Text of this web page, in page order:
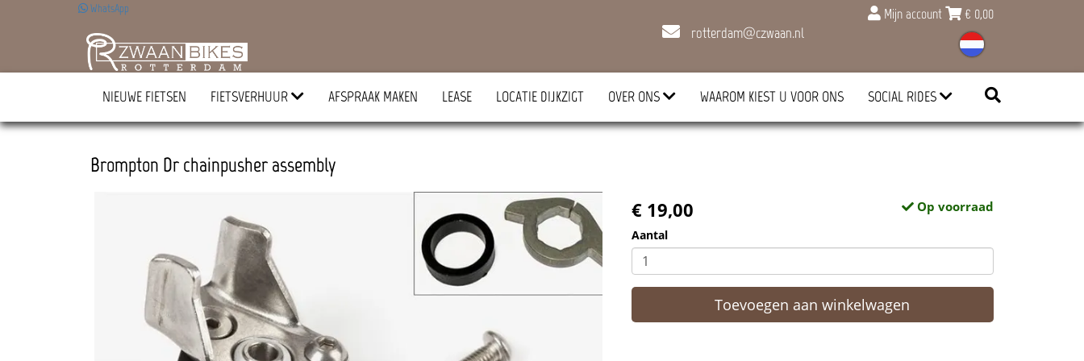
Mijn account € 0,00
rotterdam@czwaan.nl
WhatsApp
NIEUWE FIETSEN FIETSVERHUUR AFSPRAAK MAKEN LEASE LOCATIE DIJKZIGT OVER ONS WAAROM KIEST U VOOR ONS SOCIAL RIDES
Brompton Dr chainpusher assembly
€ 19,00
Op voorraad
Aantal
Toevoegen aan winkelwagen